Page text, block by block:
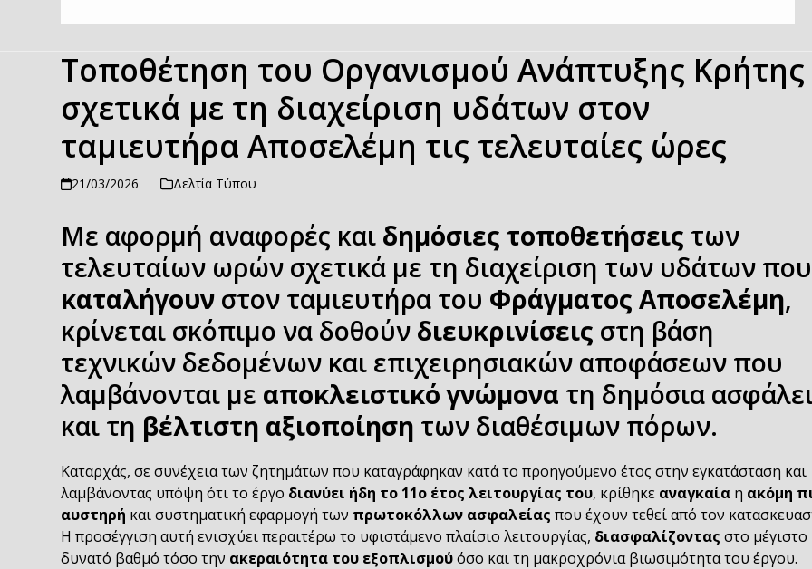
Τοποθέτηση του Οργανισμού Ανάπτυξης Κρήτης
σχετικά με τη διαχείριση υδάτων στον
ταμιευτήρα Αποσελέμη τις τελευταίες ώρες
21/03/2026 Δελτία Τύπου
Με αφορμή αναφορές και δημόσιες τοποθετήσεις των
τελευταίων ωρών σχετικά με τη διαχείριση των υδάτων που
καταλήγουν στον ταμιευτήρα του Φράγματος Αποσελέμη,
κρίνεται σκόπιμο να δοθούν διευκρινίσεις στη βάση
τεχνικών δεδομένων και επιχειρησιακών αποφάσεων που
λαμβάνονται με αποκλειστικό γνώμονα τη δημόσια
και τη βέλτιστη αξιοποίηση των διαθέσιμων πόρων.
Καταρχάς, σε συνέχεια των ζητημάτων που καταγράφηκαν κατά το προηγούμενο έτος στην εγκατάσταση και
λαμβάνοντας υπόψη ότι το έργο διανύει ήδη το 11ο έτος λειτουργίας του, κρίθηκε αναγκαία η ακόμη
αυστηρή και συστηματική εφαρμογή των πρωτοκόλλων ασφαλείας που έχουν τεθεί από τον
Η προσέγγιση αυτή ενισχύει περαιτέρω το υφιστάμενο πλαίσιο λειτουργίας, διασφαλίζοντας στο μέγιστο
δυνατό βαθμό τόσο την ακεραιότητα του εξοπλισμούόσο και τη μακροχρόνια βιωσιμότητα του έργου.